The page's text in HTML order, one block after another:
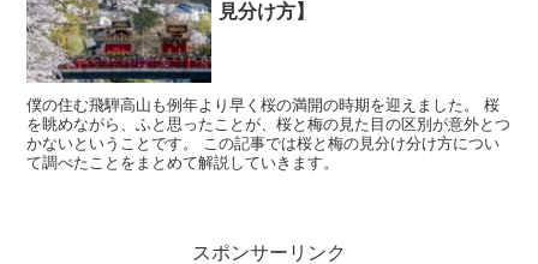
見分け方】
僕の住む飛騨高山も例年より早く桜の満開の時期を迎えました。 桜
を眺めながら、ふと思ったことが、桜と梅の見た目の区別が意外とつ
かないということです。 この記事では桜と梅の見分け分け方につい
て調べたことをまとめて解説していきます。
スポンサーリンク